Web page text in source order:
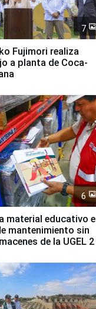
7
Fujimori realiza
a planta de Coca-
6
material educativo e
mantenimiento sin
de la UGEL 2